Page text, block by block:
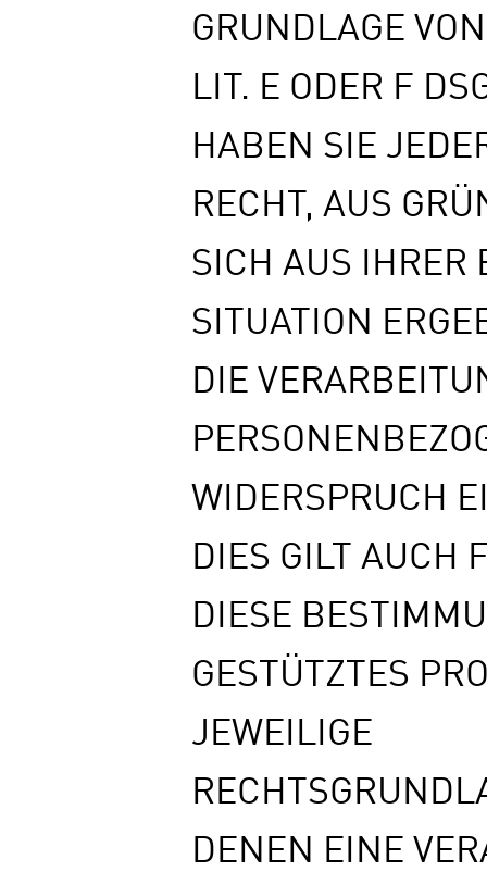
GRUNDLAGE
LIT. E ODER F
HABEN SIE
RECHT, AUS
SICH AUS IHRER
SITUATION
DIE
WIDERSPRUCH
DIES GILT AUCH
DIESE
GESTÜTZTES
JEWEILIGE
DENEN EINE